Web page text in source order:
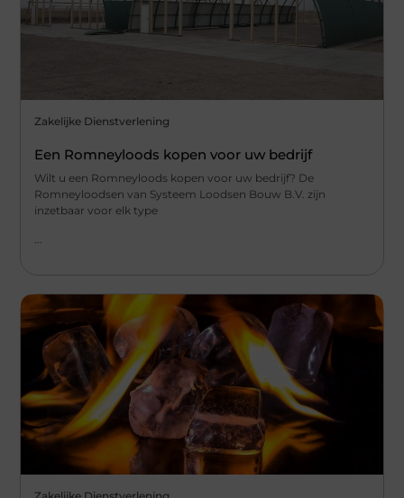
Zakelijke Dienstverlening
Een Romneyloods kopen voor uw bedrijf
Wilt u een Romneyloods kopen voor uw bedrijf? De
Romneyloodsen van Systeem Loodsen Bouw B.V. zijn
inzetbaar voor elk type
...